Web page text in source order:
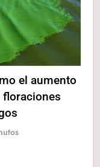
el aumento
floraciones